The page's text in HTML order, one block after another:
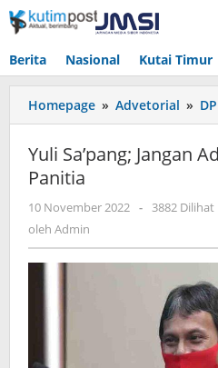
Lewati
ke
Berita Nasional Kutai Timur
Homepage » Advetorial »
Yuli Sa’pang; Jangan
Panitia
10 November 2022 oleh
- 3882 Dilihat
oleh Admin